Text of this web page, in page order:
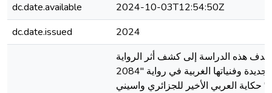
dc.date.available
2024-10-03T12:54:50Z
dc.date.issued
2024
تهدف هذه الدراسة إلى كشف أثر الرواية
الجديدة وفنياتها الغربية في رواية "2084
" حكاية العربي الأخير للجزائري واسيني